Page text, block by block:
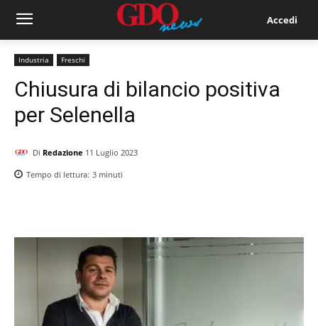
Accedi
Industria Freschi
Chiusura di bilancio positiva
per Selenella
Di Redazione 11 Luglio 2023
Tempo di lettura: 3 minuti